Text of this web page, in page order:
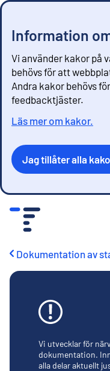
Information
Vi använder kakor på
behövs för att
Andra kakor behövs
feedbacktjäster.
Läs mer om kakor.
Jag tillåter alla
Dokumentation av
Vi utvecklar för
dokumentation.
alla delar aktuellt